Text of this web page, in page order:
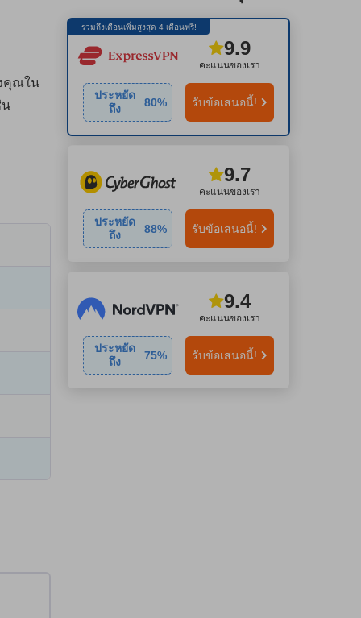
คุณใน
น
รวมถึงเดือนเพิ่มสูงสุด 4 เดือนฟรี!
คะแนนของเรา
9.9
ประหยัด
ถึง
80% รับข้อเสนอนี้!
คะแนนของเรา
9.7
ประหยัด
ถึง
88% รับข้อเสนอนี้!
คะแนนของเรา
9.4
ประหยัด
ถึง
75% รับข้อเสนอนี้!